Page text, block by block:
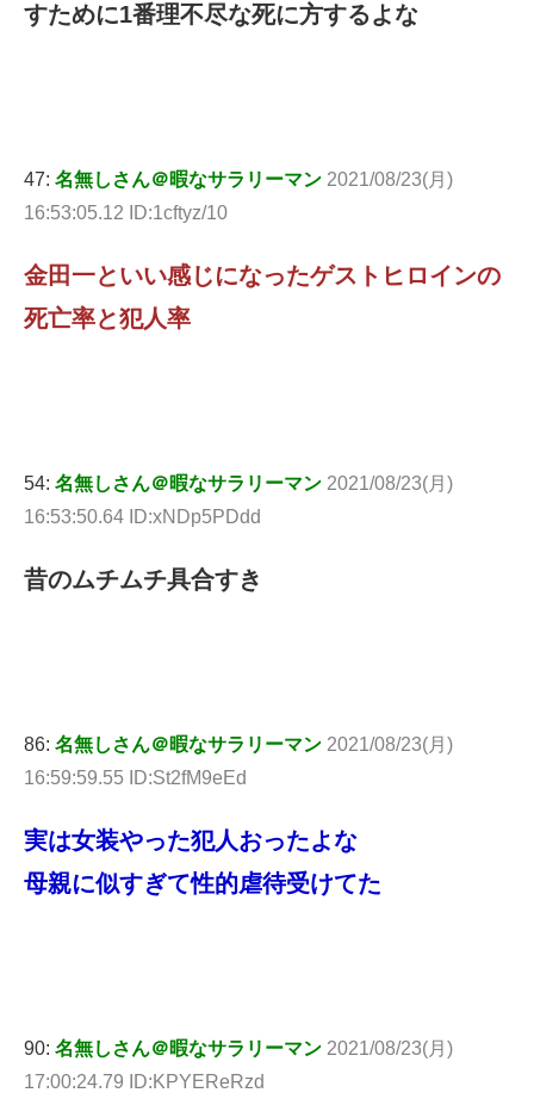
すために1番理不尽な死に方するよな
47: 名無しさん＠暇なサラリーマン 2021/08/23(月)
16:53:05.12 ID:1cftyz/10
金田一といい感じになったゲストヒロインの
死亡率と犯人率
54: 名無しさん＠暇なサラリーマン 2021/08/23(月)
16:53:50.64 ID:xNDp5PDdd
昔のムチムチ具合すき
86: 名無しさん＠暇なサラリーマン 2021/08/23(月)
16:59:59.55 ID:St2fM9eEd
実は女装やった犯人おったよな
母親に似すぎて性的虐待受けてた
90: 名無しさん＠暇なサラリーマン 2021/08/23(月)
17:00:24.79 ID:KPYEReRzd